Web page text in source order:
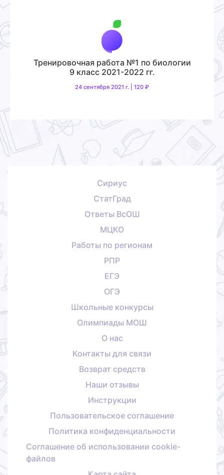
Тренировочная работа №1 по биологии
9 класс 2021-2022 гг.
24 сентября 2021 г. | 120 ₽
Сириус
СтатГрад
Ответы ВсОШ
МЦКО
Работы по регионам
РПР
ЕГЭ
ОГЭ
Школьные конкурсы
Олимпиады МОШ
О нас
Контакты для связи
Возврат средств
Наши отзывы
Инструкции
Пользовательское соглашение
Политика конфиденциальности
Соглашение об использовании cookie-
файлов